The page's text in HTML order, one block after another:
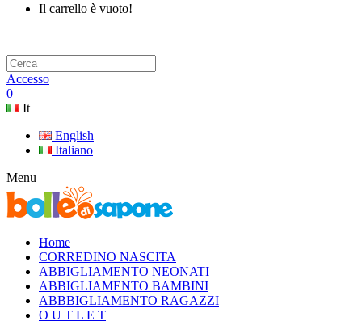
Il carrello è vuoto!
Accesso
0
It
English
Italiano
Menu
Home
CORREDINO NASCITA
ABBIGLIAMENTO NEONATI
ABBIGLIAMENTO BAMBINI
ABBBIGLIAMENTO RAGAZZI
O U T L E T